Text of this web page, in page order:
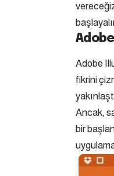
Adobe
fikrini
Ancak,
bir